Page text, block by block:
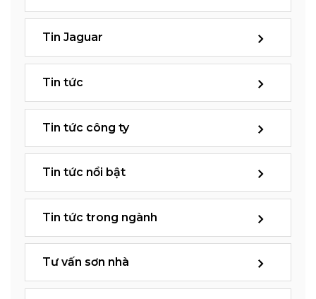
Tin Jaguar
Tin tức
Tin tức công ty
Tin tức nổi bật
Tin tức trong ngành
Tư vấn sơn nhà